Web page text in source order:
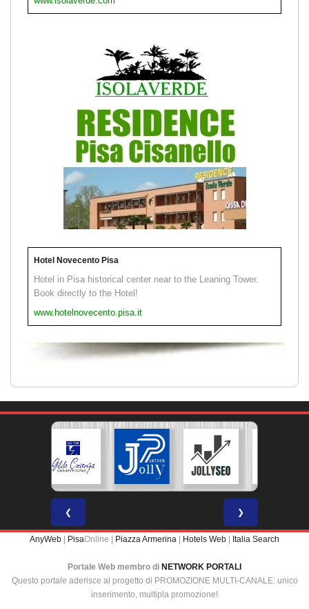
Hotel Novecento Pisa
Hotel in Pisa historical center near to the Leaning Tower.
Book directly to the Hotel!
www.hotelnovecento.pisa.it
❮ ❯
AnyWeb PisaOnline | Piazza Armerina Hotels Web Italia Search
Portale Web membro di NETWORK PORTALI
Questo portale aderisce al progetto di PROMOZIONE MULTI-CANALE: unico
inserimento, multipla promozione!